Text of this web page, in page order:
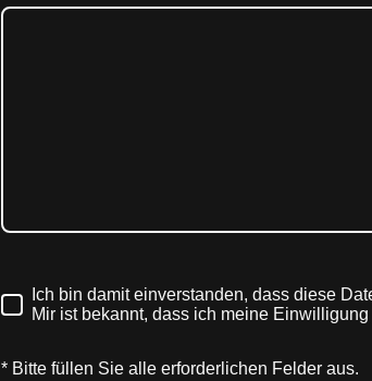
Ich bin damit einverstanden, dass diese
Mir ist bekannt, dass ich meine
* Bitte füllen Sie alle erforderlichen Felder aus.